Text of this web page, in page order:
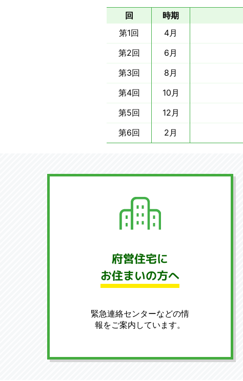
回 時期
第1回
4月
第2回
6月
第3回
8月
第4回
10月
第5回
12月
第6回
2月
府営住宅に
お住まいの方へ
緊急連絡センターなどの情
報をご案内しています。